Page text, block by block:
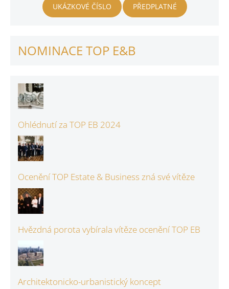
UKÁZKOVÉ ČÍSLO PŘEDPLATNÉ
NOMINACE TOP E&B
Ohlédnutí za TOP EB 2024
Ocenění TOP Estate & Business zná své vítěze
Hvězdná porota vybírala vítěze ocenění TOP EB
Architektonicko-urbanistický koncept